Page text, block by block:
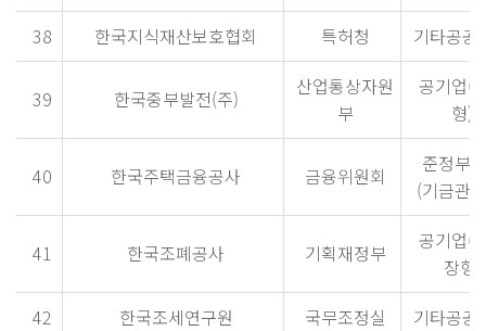
38
한국지식재산보호협회 특허청 기타공공
39 한국중부발전(주)
산업통상자원
부
공기업(
형)
40 한국주택금융공사 금융위원회
준정부
(기금관
41 한국조폐공사 기획재정부
공기업(
장형)
42
한국조세연구원 국무조정실
기타공공